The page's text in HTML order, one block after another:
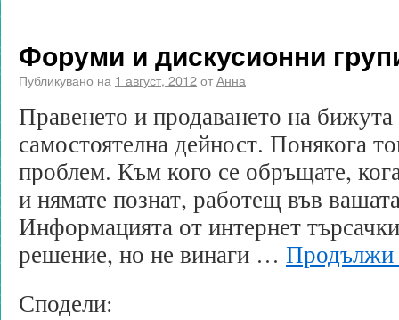
Форуми и дискусионни
Публикувано на 1 август, 2012отАнна
Правенето и продаването на
самостоятелна дейност. Понякога
проблем. Към кого се обръщате,
и нямате познат, работещ във
Информацията от интернет
решение, но не винаги … Продължи
Сподели: